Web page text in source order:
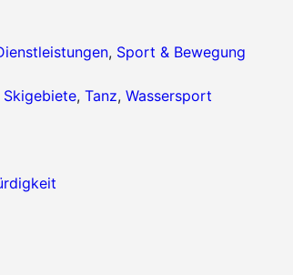
, Sport & Bewegung
Skigebiete, Tanz, Wassersport